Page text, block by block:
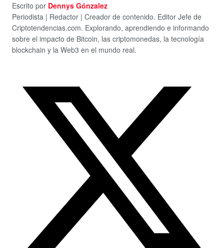
Escrito por Dennys Gónzalez
Periodista | Redactor | Creador de contenido. Editor Jefe de
Criptotendencias.com. Explorando, aprendiendo e informando
sobre el impacto de Bitcoin, las criptomonedas, la tecnología
blockchain y la Web3 en el mundo real.